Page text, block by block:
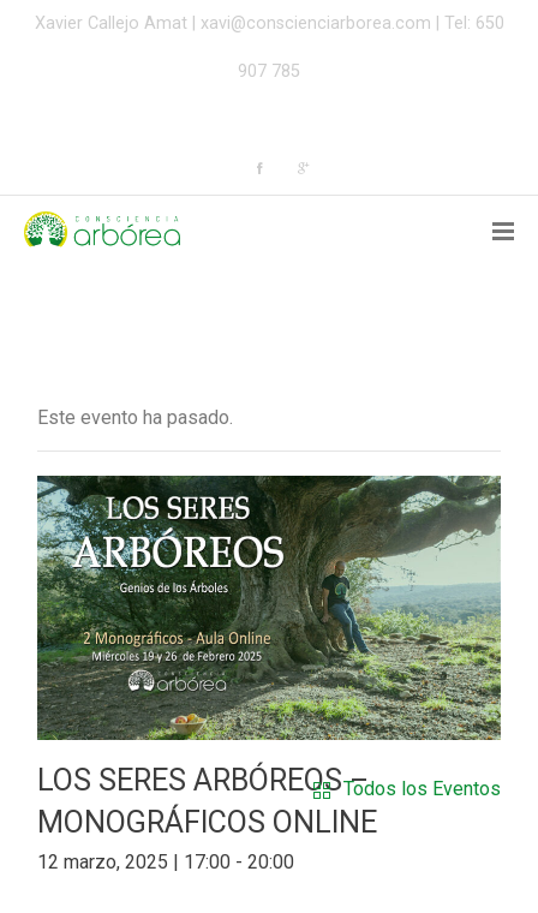
Xavier Callejo Amat | xavi@conscienciarborea.com | Tel: 650
907 785
Este evento ha pasado.
LOS SERES ARBÓREOS –
MONOGRÁFICOS ONLINE
Todos los Eventos
12 marzo, 2025 | 17:00 -20:00